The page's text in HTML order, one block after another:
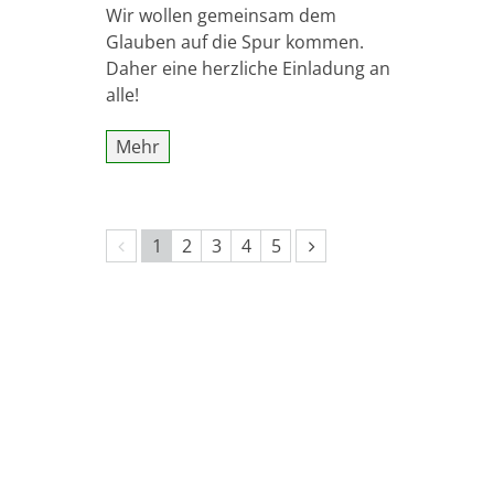
Wir wollen gemeinsam dem
Glauben auf die Spur kommen.
Daher eine herzliche Einladung an
alle!
Mehr
Vorherige Seite
1 2 3 4 5 Nächste Seite